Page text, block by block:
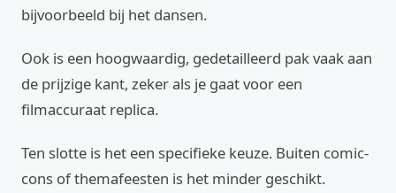
bijvoorbeeld bij het dansen.
Ook is een hoogwaardig, gedetailleerd pak vaak aan
de prijzige kant, zeker als je gaat voor een
filmaccuraat replica.
Ten slotte is het een specifieke keuze. Buiten comic-
cons of themafeesten is het minder geschikt.